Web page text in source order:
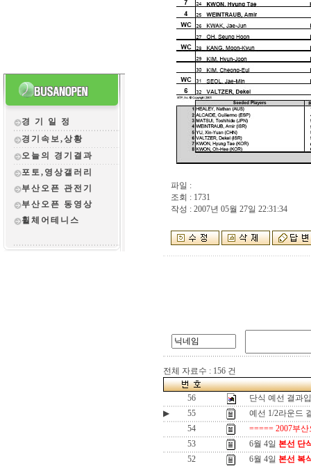
경 기 일 정
경기속보,상황
오늘의 경기결과
포토,영상갤러리
부산오픈 관전 기
부산오픈 동영상
휠체어테니스
파일 :
조회 : 1731
작성 : 2007년 05월 27일 22:31:34
전체 자료수 : 156 건
56
단식 예선 결과
▶
55
예선 1/2라운드
54
===== 2007부
53
6월 4일 본선 단
52
6월 4일 본선 복